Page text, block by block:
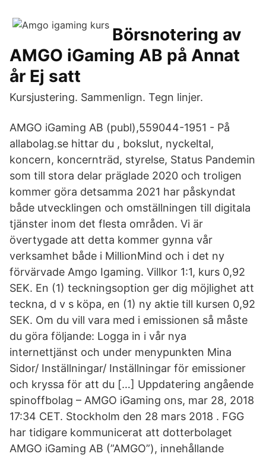
Börsnotering av
AMGO iGaming AB på Annat
år Ej satt
Kursjustering. Sammenlign. Tegn linjer.
AMGO iGaming AB (publ),559044-1951 - På
allabolag.se hittar du , bokslut, nyckeltal,
koncern, koncernträd, styrelse, Status Pandemin
som till stora delar präglade 2020 och troligen
kommer göra detsamma 2021 har påskyndat
både utvecklingen och omställningen till digitala
tjänster inom det flesta områden. Vi är
övertygade att detta kommer gynna vår
verksamhet både i MillionMind och i det ny
förvärvade Amgo Igaming. Villkor 1:1, kurs 0,92
SEK. En (1) teckningsoption ger dig möjlighet att
teckna, d v s köpa, en (1) ny aktie till kursen 0,92
SEK. Om du vill vara med i emissionen så måste
du göra följande: Logga in i vår nya
internettjänst och under menypunkten Mina
Sidor/ Inställningar/ Inställningar för emissioner
och kryssa för att du […] Uppdatering angående
spinoffbolag – AMGO iGaming ons, mar 28, 2018
17:34 CET. Stockholm den 28 mars 2018 . FGG
har tidigare kommunicerat att dotterbolaget
AMGO iGaming AB (”AMGO”), innehållande